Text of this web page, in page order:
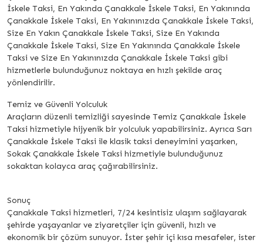
İskele Taksi, En Yakında Çanakkale İskele Taksi, En Yakınında
Çanakkale İskele Taksi, En Yakınınızda Çanakkale İskele Taksi,
Size En Yakın Çanakkale İskele Taksi, Size En Yakında
Çanakkale İskele Taksi, Size En Yakınında Çanakkale İskele
Taksi ve Size En Yakınınızda Çanakkale İskele Taksi gibi
hizmetlerle bulunduğunuz noktaya en hızlı şekilde araç
yönlendirilir.
Temiz ve Güvenli Yolculuk
Araçların düzenli temizliği sayesinde Temiz Çanakkale İskele
Taksi hizmetiyle hijyenik bir yolculuk yapabilirsiniz. Ayrıca Sarı
Çanakkale İskele Taksi ile klasik taksi deneyimini yaşarken,
Sokak Çanakkale İskele Taksi hizmetiyle bulunduğunuz
sokaktan kolayca araç çağırabilirsiniz.
Sonuç
Çanakkale Taksi hizmetleri, 7/24 kesintisiz ulaşım sağlayarak
şehirde yaşayanlar ve ziyaretçiler için güvenli, hızlı ve
ekonomik bir çözüm sunuyor. İster şehir içi kısa mesafeler, ister